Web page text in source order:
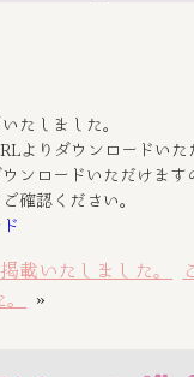
たしました。
よりダウンロードいた
ンロードいただけます
確認ください。
載いたしました。
»